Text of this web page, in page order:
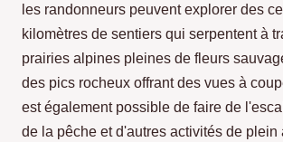
les randonneurs peuvent explorer des
kilomètres de sentiers qui serpentent à
prairies alpines pleines de fleurs
des pics rocheux offrant des vues à
est également possible de faire de
de la pêche et d'autres activités de plein